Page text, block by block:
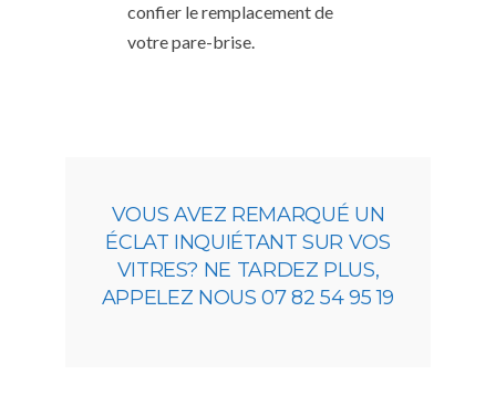
confier le remplacement de
votre pare-brise.
VOUS AVEZ REMARQUÉ UN
ÉCLAT INQUIÉTANT SUR VOS
VITRES? NE TARDEZ PLUS,
APPELEZ NOUS 07 82 54 95 19